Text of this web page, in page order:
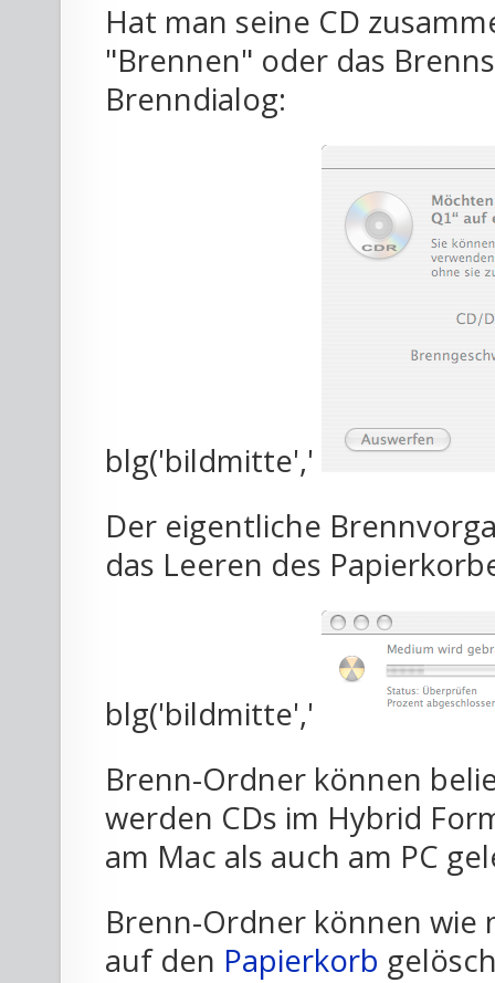
Hat man seine CD
"Brennen" oder das
Brenndialog:
blg('bildmitte','
Der eigentliche
das Leeren des
blg('bildmitte','
Brenn-Ordner können
werden CDs im Hybrid
am Mac als auch am PC
Brenn-Ordner können wie
auf den Papierkorb